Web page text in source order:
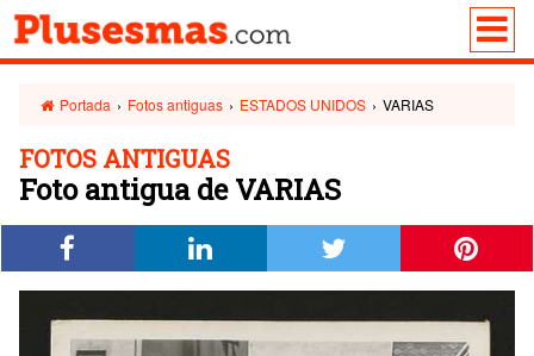
Portada › Fotos antiguas › ESTADOS UNIDOS › VARIAS
FOTOS ANTIGUAS
Foto antigua de VARIAS